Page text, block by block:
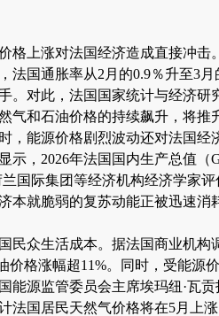
格上涨对法国经济造成直接冲
法国通胀率从2月的0.9％升至3月
。对此，法国国家统计与经济研
气和石油价格的持续飙升，将
，能源价格剧烈波动还对法国经
示，2026年法国国内生产总值（
国际集团等经济机构经济学家
本就脆弱的复苏动能正被迅速消
民众生活成本。据法国商业机
价格涨幅超11%。同时，受能源
能源监管委员会主席埃玛纽·瓦
法国居民天然气价格将在5月上